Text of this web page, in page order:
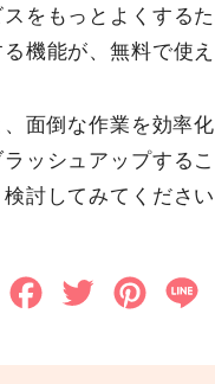
をもっとよくする
機能が、無料で使え
、面倒な作業を効率
ッシュアップする
討してみてください